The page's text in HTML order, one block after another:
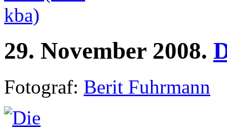
29. November 2008.
Fotograf: Berit Fuhrmann